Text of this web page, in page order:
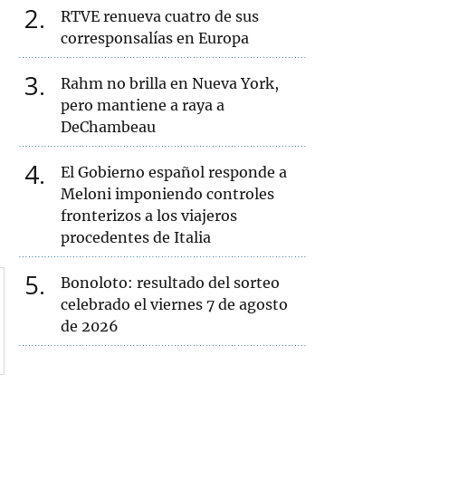
2
RTVE renueva cuatro de sus
corresponsalías en Europa
3
Rahm no brilla en Nueva York,
pero mantiene a raya a
DeChambeau
4
El Gobierno español responde a
Meloni imponiendo controles
fronterizos a los viajeros
procedentes de Italia
5
Bonoloto: resultado del sorteo
celebrado el viernes 7 de agosto
de 2026